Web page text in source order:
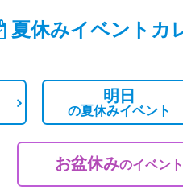
夏休みイベントカ
明日
の夏休みイベント
お盆休みのイベント